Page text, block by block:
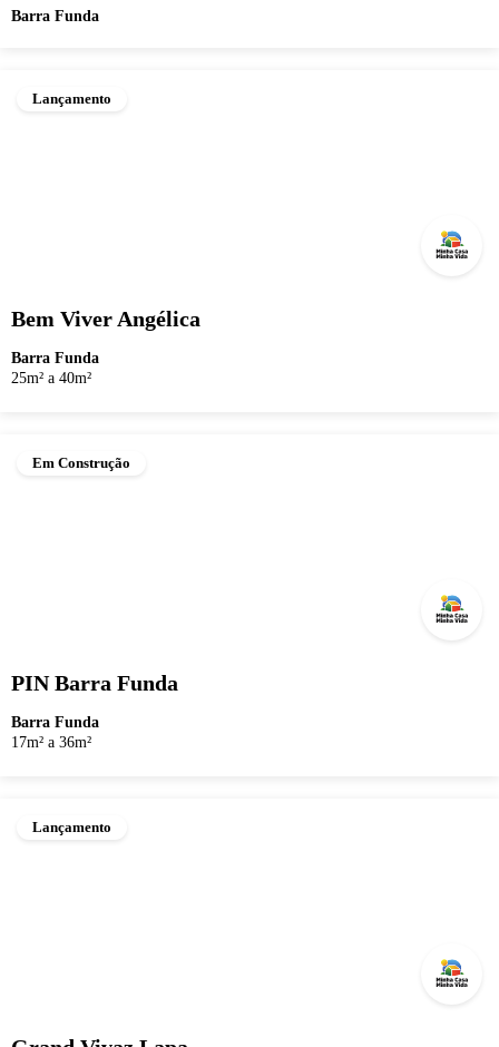
Barra Funda
Lançamento
Bem Viver Angélica
Barra Funda
25m² a 40m²
Em Construção
PIN Barra Funda
Barra Funda
17m² a 36m²
Lançamento